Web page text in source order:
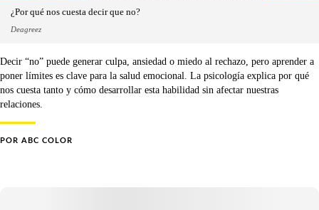
¿Por qué nos cuesta decir que no?
Deagreez
Decir “no” puede generar culpa, ansiedad o miedo al rechazo, pero aprender a
poner límites es clave para la salud emocional. La psicología explica por qué
nos cuesta tanto y cómo desarrollar esta habilidad sin afectar nuestras
relaciones.
POR ABC COLOR